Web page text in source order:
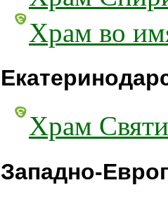
Храм во
Храм
Западно-